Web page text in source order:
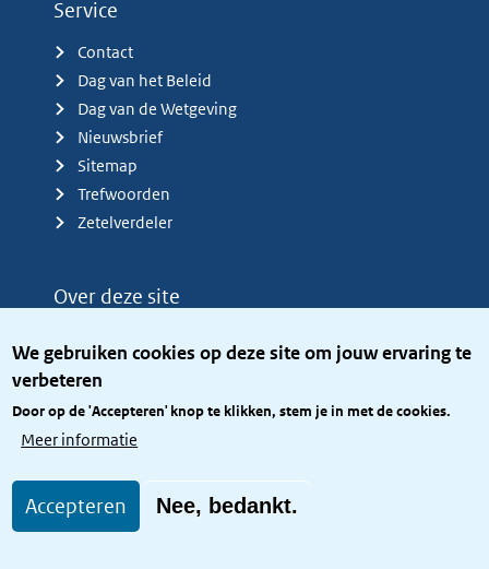
We gebruiken cookies op deze site om jouw ervaring te
verbeteren
Door op de 'Accepteren' knop te klikken, stem je in met de cookies.
Meer informatie
Accepteren Nee, bedankt.
Service
Contact
Dag van het Beleid
Dag van de Wetgeving
Nieuwsbrief
Sitemap
Trefwoorden
Zetelverdeler
Over deze site
Privacy
Toegang site openbaar
Toegankelijkheid